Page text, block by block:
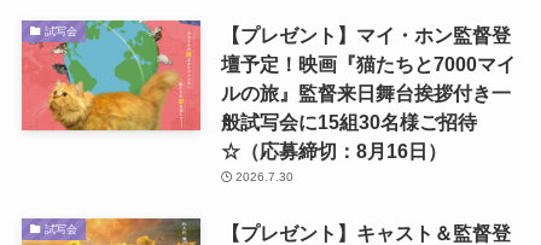
試写会
【プレゼント】マイ・ホン監督登
壇予定！映画『猫たちと7000マイ
ルの旅』監督来日舞台挨拶付き一
般試写会に15組30名様ご招待
☆（応募締切：8月16日）
2026.7.30
試写会
【プレゼント】キャスト＆監督登